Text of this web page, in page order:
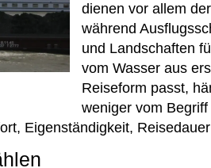
dienen vor allem
während
und Landschaften
vom Wasser aus
Reiseform passt,
weniger vom Begriff
Eigenständigkeit,